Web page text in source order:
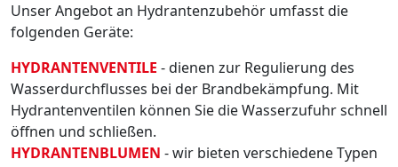
Unser Angebot an Hydrantenzubehör umfasst die
folgenden Geräte:
HYDRANTENVENTILE - dienen zur Regulierung des
Wasserdurchflusses bei der Brandbekämpfung. Mit
Hydrantenventilen können Sie die Wasserzufuhr schnell
öffnen und schließen.
HYDRANTENBLUMEN - wir bieten verschiedene Typen